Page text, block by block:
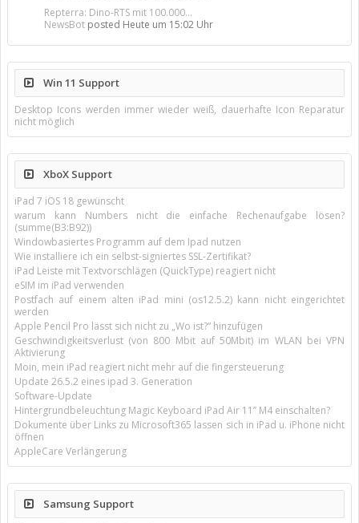
Repterra: Dino-RTS mit 100.000...
NewsBot posted Heute um 15:02 Uhr
Win 11 Support
Desktop Icons werden immer wieder weiß, dauerhafte Icon Reparatur
nicht möglich
XboX Support
iPad 7 iOS 18 gewünscht
warum kann Numbers nicht die einfache Rechenaufgabe lösen?
(summe(B3:B92))
Windowbasiertes Programm auf dem Ipad nutzen
Wie installiere ich ein selbst-signiertes SSL-Zertifikat?
iPad Leiste mit Textvorschlägen (QuickType) reagiert nicht
eSIM im iPad verwenden
Postfach auf einem alten iPad mini (os12.5.2) kann nicht eingerichtet
werden
Apple Pencil Pro lässt sich nicht zu „Wo ist?“ hinzufügen
Geschwindigkeitsverlust (von 800 Mbit auf 50Mbit) im WLAN bei VPN
Aktivierung
Moin, mein iPad reagiert nicht mehr auf die fingersteuerung
Update 26.5.2 eines ipad 3. Generation
Software-Update
Hintergrundbeleuchtung Magic Keyboard iPad Air 11’’ M4 einschalten?
Dokumente über Links zu Microsoft365 lassen sich in iPad u. iPhone nicht
öffnen
AppleCare Verlängerung
Samsung Support